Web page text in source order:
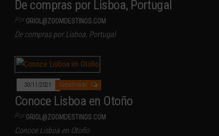
De compras por Lisboa, Portugal
Por ORIOL@ZOOMDESTINOS.COM
De compras por Lisboa, Portugal
30/11/2021 Desactivado
Conoce Lisboa en Otoño
Por ORIOL@ZOOMDESTINOS.COM
Conoce Lisboa en Otoño